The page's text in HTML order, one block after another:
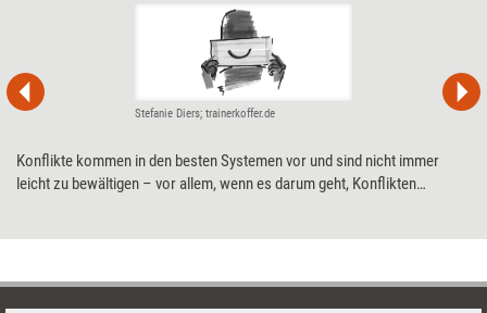
Stefanie Diers; trainerkoffer.de
Konflikte kommen in den besten Systemen vor und sind nicht immer
leicht zu bewältigen – vor allem, wenn es darum geht, Konflikten